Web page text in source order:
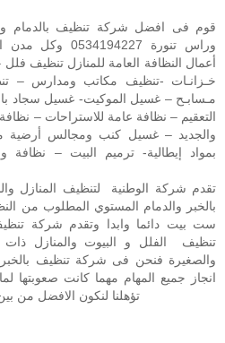
قوم فى افضل شركة تنظيف بالدمام
وراس تنورة
أعمال النظافة العامة للمنازل تنظيف
خـزانـات -تنظيف مكاتب ومدارس –
مـسابـح – غسيل الموكيت- غسيل سجاد
التعقيم – نظافة عامة للاستراحات –
والجديد – غسيل كنب ومجالس أرضية
بمواد إيطالية- ترميم البيت – نظافة
تقدم شركة الوطنية لتنظيف المنازل
بالخبر والدمام المستوي المطلوب من
ست بيت دائما وابدا وتقدم شركة
تنظيف الفلل و البيوت والمنازل ذات
والصغيرة فنحن فى شركة تنظيف
انجاز جميع المهام مهما كانت صعوبتها
تؤهلنا لنكون الافضل من